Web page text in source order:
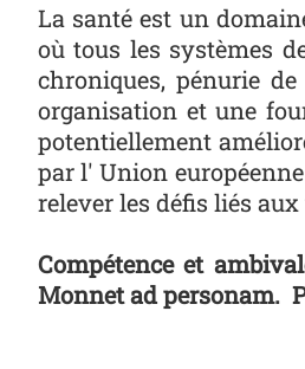
La santé est un
où tous les systèmes
chroniques, pénurie
organisation et une
potentiellement
par l' Union
relever les défis liés
Compétence et
Monnet ad personam.